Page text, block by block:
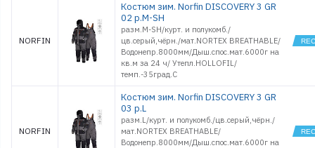
NORFIN
Костюм зим. Norfin DISCOVERY 3 GR
02 р.M-SH
разм.M-SH/курт. и полукомб./
цв.серый,чёрн./мат.NORTEX BREATHABLE/
Водонепр.8000мм/Дыш.спос.мат.6000г на
кв.м за 24 ч/ Утепл.HOLLOFIL/
темп.-35град.С
NORFIN
Костюм зим. Norfin DISCOVERY 3 GR
03 р.L
разм.L/курт. и полукомб./цв.серый,чёрн./
мат.NORTEX BREATHABLE/
Водонепр.8000мм/Дыш.спос.мат.6000г на